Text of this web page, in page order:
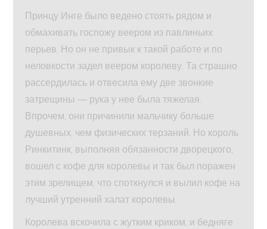
Принцу Инге было ведено стоять рядом и
обмахивать госпожу веером из павлиньих
перьев. Но он не привык к такой работе и по
неловкости задел веером королеву. Та страшно
рассердилась и отвесила ему две звонкие
затрещины — рука у нее была тяжелая.
Впрочем, они причинили мальчику больше
душевных, чем физических терзаний. Но король
Ринкитинк, выполняя обязанности дворецкого,
вошел с кофе для королевы и так был поражен
этим зрелищем, что споткнулся и вылил кофе на
лучший утренний халат королевы.
Королева вскочила с жутким криком, и бедняге